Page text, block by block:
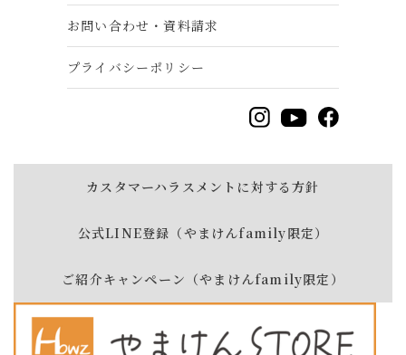
お問い合わせ・資料請求
プライバシーポリシー
カスタマーハラスメントに対する方針
公式LINE登録（やまけんfamily限定）
ご紹介キャンペーン（やまけんfamily限定）